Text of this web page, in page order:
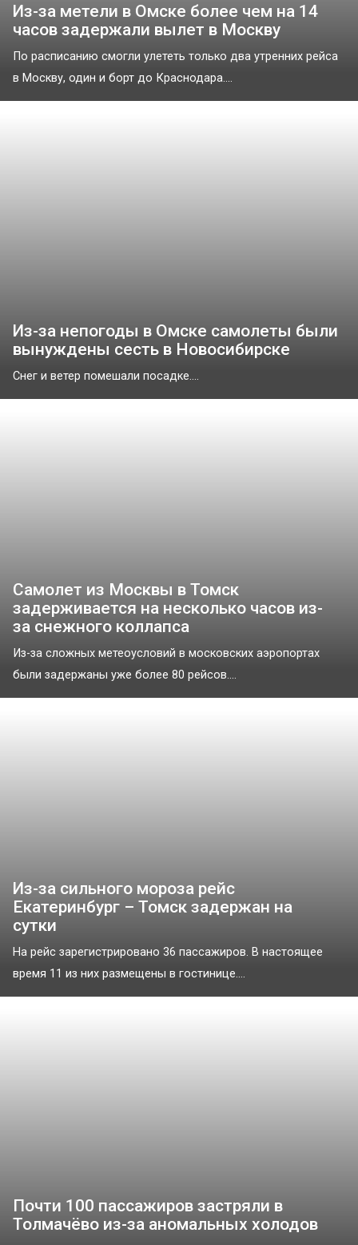
Из-за метели в Омске более чем на 14
часов задержали вылет в Москву
По расписанию смогли улететь только два утренних рейса
в Москву, один и борт до Краснодара....
Из-за непогоды в Омске самолеты были
вынуждены сесть в Новосибирске
Снег и ветер помешали посадке....
Самолет из Москвы в Томск
задерживается на несколько часов из-
за снежного коллапса
Из-за сложных метеоусловий в московских аэропортах
были задержаны уже более 80 рейсов....
Из-за сильного мороза рейс
Екатеринбург – Томск задержан на
сутки
На рейс зарегистрировано 36 пассажиров. В настоящее
время 11 из них размещены в гостинице....
Почти 100 пассажиров застряли в
Толмачёво из-за аномальных холодов